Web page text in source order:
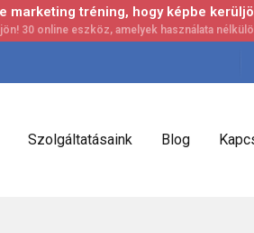
marketing tréning, hogy képbe
Szolgáltatásaink Blog